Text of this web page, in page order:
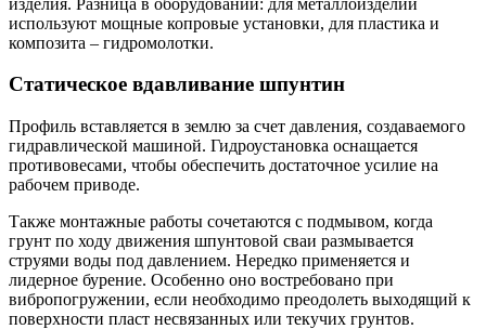
используют мощные копровые установки, для пластика и
композита – гидромолотки.
Статическое вдавливание шпунтин
Профиль вставляется в землю за счет давления, создаваемого
гидравлической машиной. Гидроустановка оснащается
противовесами, чтобы обеспечить достаточное усилие на
рабочем приводе.
Также монтажные работы сочетаются с подмывом, когда
грунт по ходу движения шпунтовой сваи размывается
струями воды под давлением. Нередко применяется и
лидерное бурение. Особенно оно востребовано при
вибропогружении, если необходимо преодолеть выходящий к
поверхности пласт несвязанных или текучих грунтов.